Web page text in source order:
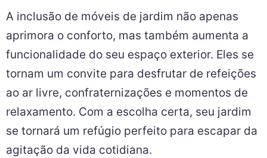
A inclusão de móveis de jardim não apenas
aprimora o conforto, mas também aumenta a
funcionalidade do seu espaço exterior. Eles se
tornam um convite para desfrutar de refeições
ao ar livre, confraternizações e momentos de
relaxamento. Com a escolha certa, seu jardim
se tornará um refúgio perfeito para escapar da
agitação da vida cotidiana.